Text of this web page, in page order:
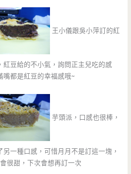
王小儀跟吳小萍訂的紅
紅豆給的不小氣，詢問正主兒吃的感
嘴都是紅豆的幸福感哦~
芋頭派，口感也很棒，
一種口感，可惜月月不是訂這一塊，
很甜，下次會想再訂一次